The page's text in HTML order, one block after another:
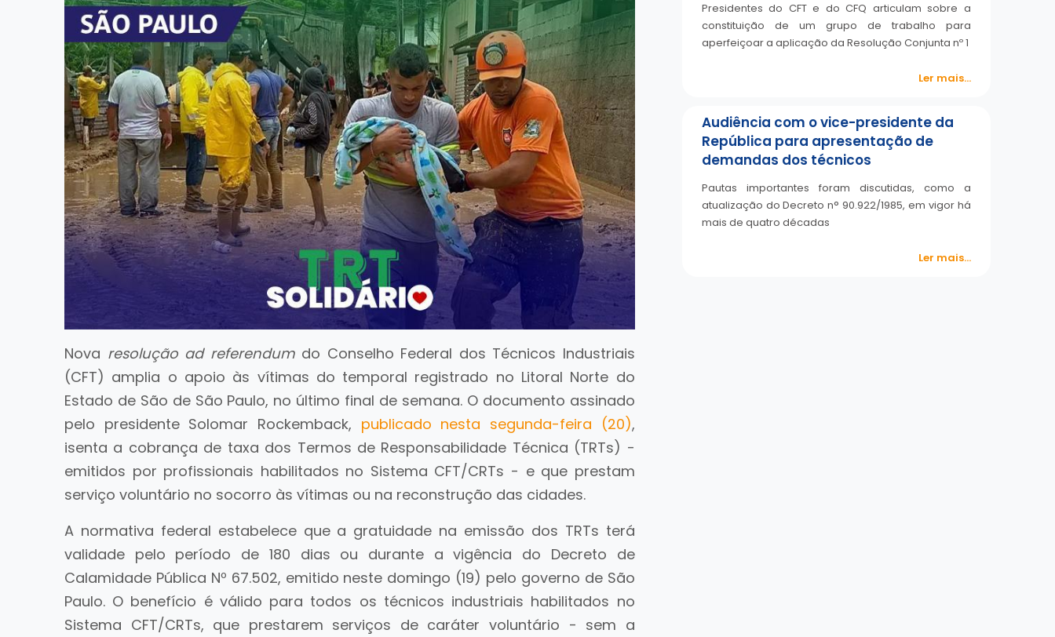
Nova resolução ad referendumdo Conselho Federal dos Técnicos Industriais
(CFT) amplia o apoio às vítimas do temporal registrado no Litoral Norte do
Estado de São de São Paulo, no último final de semana. O documento assinado
pelo presidente Solomar Rockemback, publicado nesta segunda-feira (20),
isenta a cobrança de taxa dos Termos de Responsabilidade Técnica (TRTs) -
emitidos por profissionais habilitados no Sistema CFT/CRTs - e que prestam
serviço voluntário no socorro às vítimas ou na reconstrução das cidades.
A normativa federal estabelece que a gratuidade na emissão dos TRTs terá
validade pelo período de 180 dias ou durante a vigência do Decreto de
Calamidade Pública Nº 67.502, emitido neste domingo (19) pelo governo de São
Paulo. O benefício é válido para todos os técnicos industriais habilitados no
Sistema CFT/CRTs, que prestarem serviços de caráter voluntário - sem a
Presidentes do CFT e do CFQ articulam sobre a
constituição de um grupo de trabalho para
aperfeiçoar a aplicação da Resolução Conjunta nº 1
Ler mais...
Audiência com o vice-presidente da
República para apresentação de
demandas dos técnicos
Pautas importantes foram discutidas, como a
atualização do Decreto n° 90.922/1985, em vigor há
mais de quatro décadas
Ler mais...